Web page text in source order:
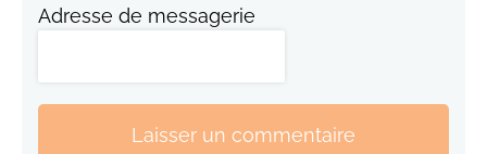
Adresse de messagerie
Laisser un commentaire